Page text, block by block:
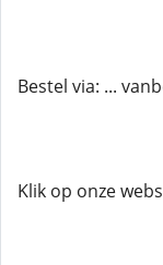
Bestel via: ...
Klik op onze